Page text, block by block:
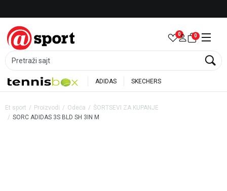
Pretraži sajt
0 0
ADIDAS SKECHERS
Et sport Proizvodi Odeća
ŠORTSEVI ZA KUPANJE
SORC ADIDAS 3S BLD SH 3IN M